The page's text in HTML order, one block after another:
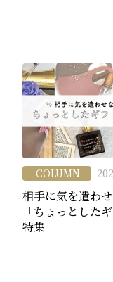
COLUMN
相手に気を遣わ
「ちょっとしたギ
特集